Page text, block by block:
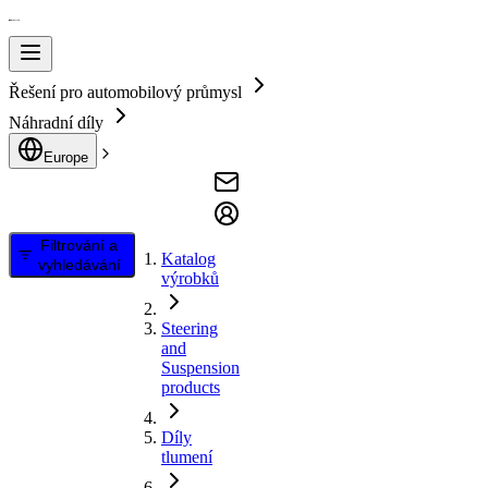
Řešení pro automobilový průmysl
Náhradní díly
Europe
Filtrování a
vyhledávání
Katalog
výrobků
Steering
and
Suspension
products
Díly
tlumení